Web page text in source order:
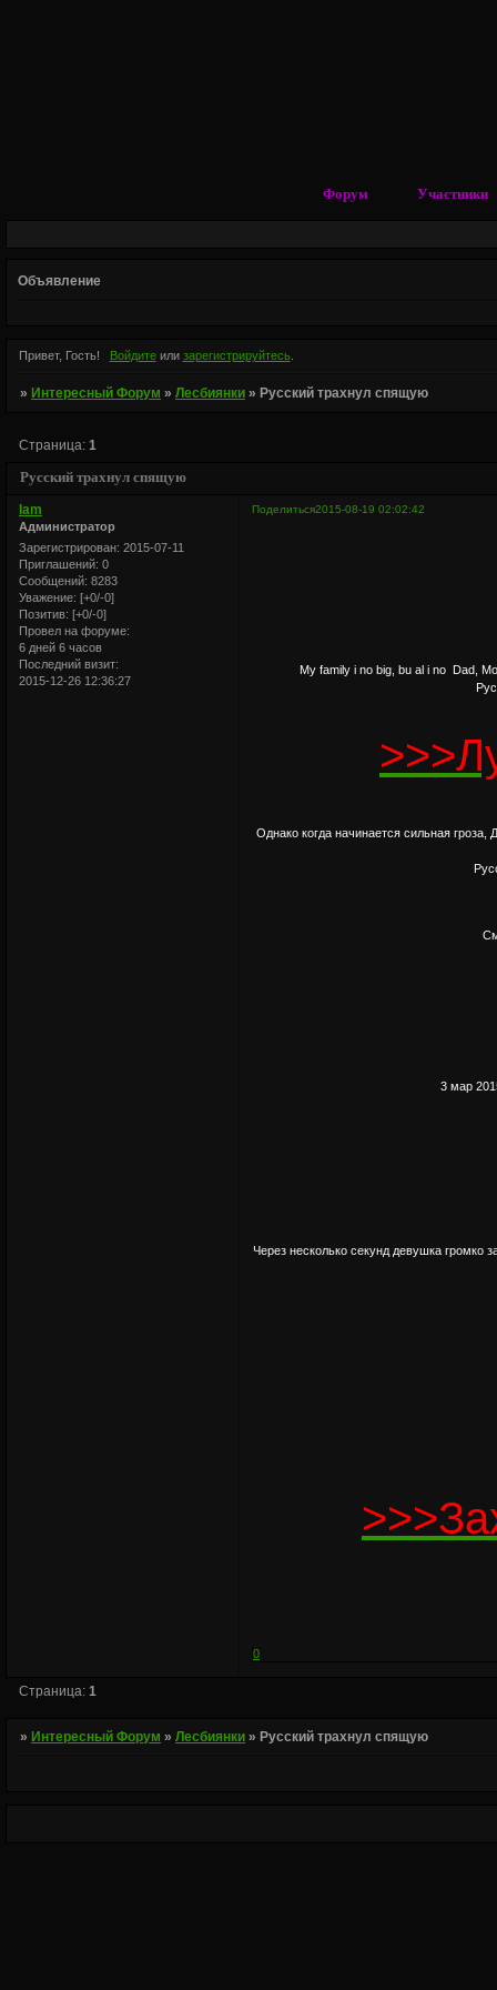
Форум Участники
Объявление
Привет, Гость! Войдитеили зарегистрируйтесь.
» Интересный Форум »Лесбиянки » Русский трахнул спящую
Русский трахнул спящую
Страница:1
Поделиться2015-08-19 02:02:42
Iam
Администратор
Зарегистрирован: 2015-07-11
Приглашений: 0
Сообщений: 8283
Уважение: [+0/-0]
Позитив: [+0/-0]
Провел на форуме:
6 дней 6 часов
Последний визит:
2015-12-26 12:36:27
My family i no big, bu al i no Dad,
Однако когда начинается сильная
3 мар
Через несколько секунд девушка громко
0
Страница: 1
» Интересный Форум »Лесбиянки » Русский трахнул спящую